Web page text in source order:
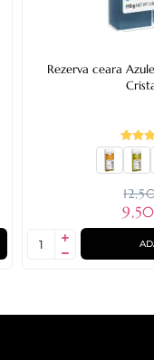
Rezerva ceara